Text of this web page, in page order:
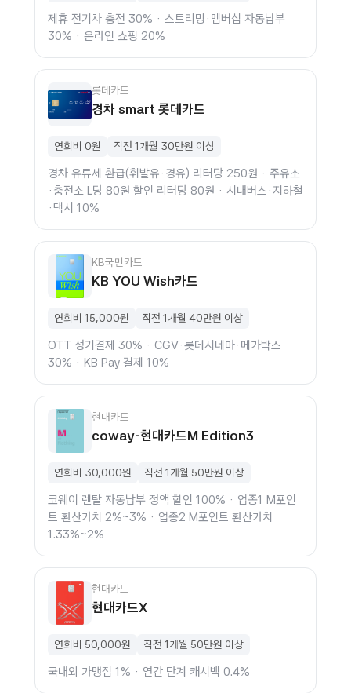
제휴 전기차 충전 30% · 스트리밍·멤버십 자동납부
30% · 온라인 쇼핑 20%
롯데카드
경차 smart 롯데카드
연회비 0원 직전 1개월 30만원 이상
경차 유류세 환급(휘발유·경유) 리터당 250원 · 주유소
·충전소 L당 80원 할인 리터당 80원 · 시내버스·지하철
·택시 10%
KB국민카드
KB YOU Wish카드
연회비 15,000원 직전 1개월 40만원 이상
OTT 정기결제 30% · CGV·롯데시네마·메가박스
30% · KB Pay 결제 10%
현대카드
coway-현대카드M Edition3
연회비 30,000원 직전 1개월 50만원 이상
코웨이 렌탈 자동납부 정액 할인 100% · 업종1 M포인
트 환산가치 2%~3% · 업종2 M포인트 환산가치
1.33%~2%
현대카드
현대카드X
연회비 50,000원 직전 1개월 50만원 이상
국내외 가맹점 1% · 연간 단계 캐시백 0.4%